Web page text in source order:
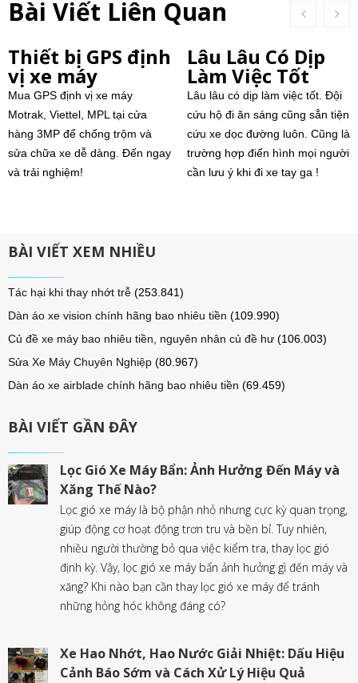
Bài Viết Liên Quan
Thiết bị GPS định
vị xe máy
Mua GPS định vị xe máy
Motrak, Viettel, MPL tại cửa
hàng 3MP để chống trộm và
sửa chữa xe dễ dàng. Đến ngay
và trải nghiệm!
Lâu Lâu Có Dịp
Làm Việc Tốt
Lâu lâu có dịp làm việc tốt. Đội
cứu hộ đi ăn sáng cũng sẳn tiện
cứu xe dọc đường luôn. Cũng là
trường hợp điển hình mọi người
cần lưu ý khi đi xe tay ga !
BÀI VIẾT XEM NHIỀU
Tác hại khi thay nhớt trễ (253.841)
Dàn áo xe vision chính hãng bao nhiêu tiền (109.990)
Củ đề xe máy bao nhiêu tiền, nguyên nhân củ đề hư (106.003)
Sửa Xe Máy Chuyên Nghiệp (80.967)
Dàn áo xe airblade chính hãng bao nhiêu tiền (69.459)
BÀI VIẾT GẦN ĐÂY
Lọc Gió Xe Máy Bẩn: Ảnh Hưởng Đến Máy và
Xăng Thế Nào?
Lọc gió xe máy là bộ phận nhỏ nhưng cực kỳ quan trọng,
giúp động cơ hoạt động trơn tru và bền bỉ. Tuy nhiên,
nhiều người thường bỏ qua việc kiểm tra, thay lọc gió
định kỳ. Vậy, lọc gió xe máy bẩn ảnh hưởng gì đến máy và
xăng? Khi nào bạn cần thay lọc gió xe máy để tránh
những hỏng hóc không đáng có?
Xe Hao Nhớt, Hao Nước Giải Nhiệt: Dấu Hiệu
Cảnh Báo Sớm và Cách Xử Lý Hiệu Quả